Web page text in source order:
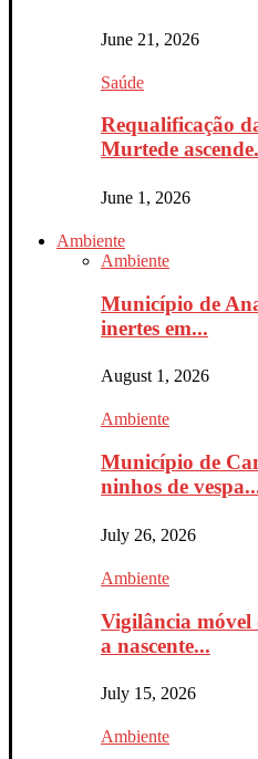
June 21, 2026
Saúde
Requalificação
Murtede
June 1, 2026
Ambiente
Ambiente
Município de
inertes em...
August 1, 2026
Ambiente
Município de
ninhos de
July 26, 2026
Ambiente
Vigilância móvel
a nascente...
July 15, 2026
Ambiente